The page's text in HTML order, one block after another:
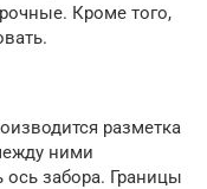
Кроме того,
разметка
ними
ось забора. Границы